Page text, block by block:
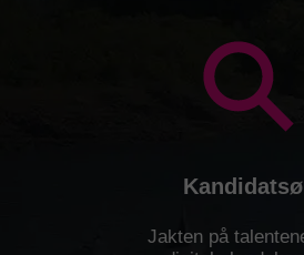
Jakten på